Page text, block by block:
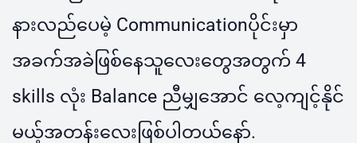
နားလည်ပေမဲ့ Communicationပိုင်းမှာ
အခက်အခဲဖြစ်နေသူလေးတွေအတွက် 4
skills လုံး Balance ညီမျှအောင် လေ့ကျင့်နိုင်
မယ့်အတန်းလေးဖြစ်ပါတယ်နော်.